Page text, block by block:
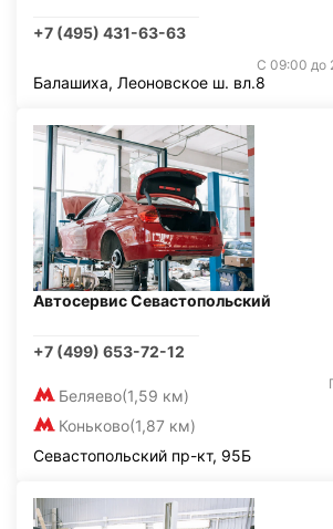
+7 (495) 431-63-63
С 09:00 до
Балашиха, Леоновское ш. вл.8
Автосервис Севастопольский
+7 (499) 653-72-12
Беляево(1,59 км)
Коньково(1,87 км)
Севастопольский пр-кт, 95Б